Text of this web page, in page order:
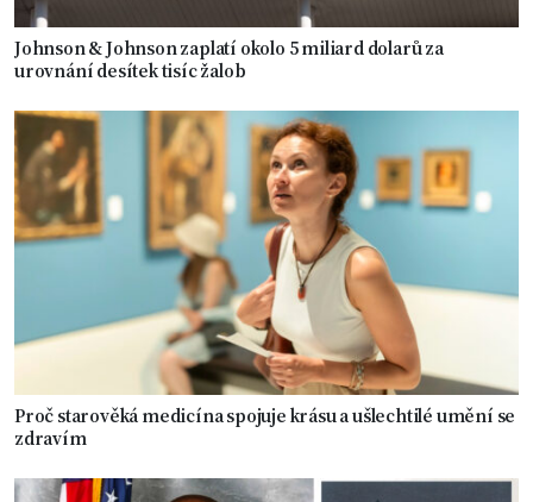
Johnson & Johnson zaplatí okolo 5 miliard dolarů za
urovnání desítek tisíc žalob
Proč starověká medicína spojuje krásu a ušlechtilé umění se
zdravím